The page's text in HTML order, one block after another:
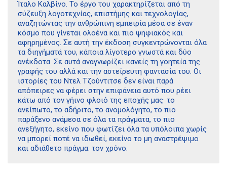
Ίταλο Καλβίνο. Το έργο του χαρακτηρίζεται από τη
σύζευξη λογοτεχνίας, επιστήμης και τεχνολογίας,
αναζητώντας την ανθρώπινη εμπειρία μέσα σε έναν
κόσμο που γίνεται ολοένα και πιο ψηφιακός και
αφηρημένος. Σε αυτή την έκδοση συγκεντρώνονται όλα
τα διηγήματά του, κάποια λίγοτερο γνωστά και δύο
ανέκδοτα. Σε αυτά αναγνωρίζει κανείς τη γοητεία της
γραφής του αλλά και την αστείρευτη φαντασία του. Οι
ιστορίες του Ντελ Τζούντιτσε δεν είναι παρά
απόπειρες να φέρει στην επιφάνεια αυτό που ρέει
κάτω από τον γήινο φλοιό της εποχής μας· το
ανείπωτο, το αδήριτο, το ανομολόγητο, το πιο
παράξενο ανάμεσα σε όλα τα πράγματα, το πιο
ανεξήγητο, εκείνο που φωτίζει όλα τα υπόλοιπα χωρίς
να μπορεί ποτέ να ιδωθεί, εκείνο το μη αναστρέψιμο
και αδιάθετο πράγμα: τον χρόνο.